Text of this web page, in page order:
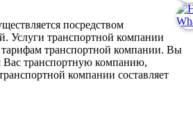
посредством
Услуги транспортной компании
тарифам транспортной компании. Вы
Вас транспортную компанию,
компании составляет